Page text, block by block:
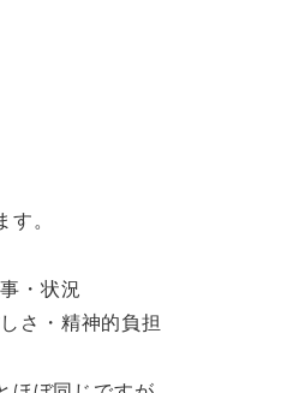
。
・状況
さ・精神的負担